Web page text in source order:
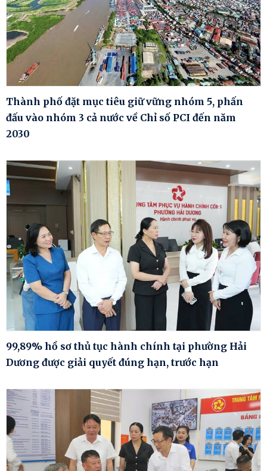
Thành phố đặt mục tiêu giữ vững nhóm 5, phấn
đấu vào nhóm 3 cả nước về Chỉ số PCI đến năm
2030
99,89% hồ sơ thủ tục hành chính tại phường Hải
Dương được giải quyết đúng hạn, trước hạn